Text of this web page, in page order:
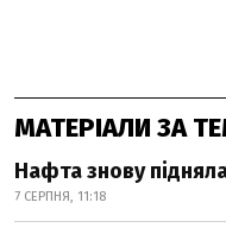
МАТЕРІАЛИ ЗА
Нафта знову
7 СЕРПНЯ, 11:18